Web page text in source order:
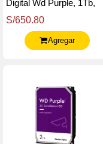
Digital Wd Purple, 1Tb,
Rpm, 64Mb Cache, 3.5".
S/650.80
Agregar